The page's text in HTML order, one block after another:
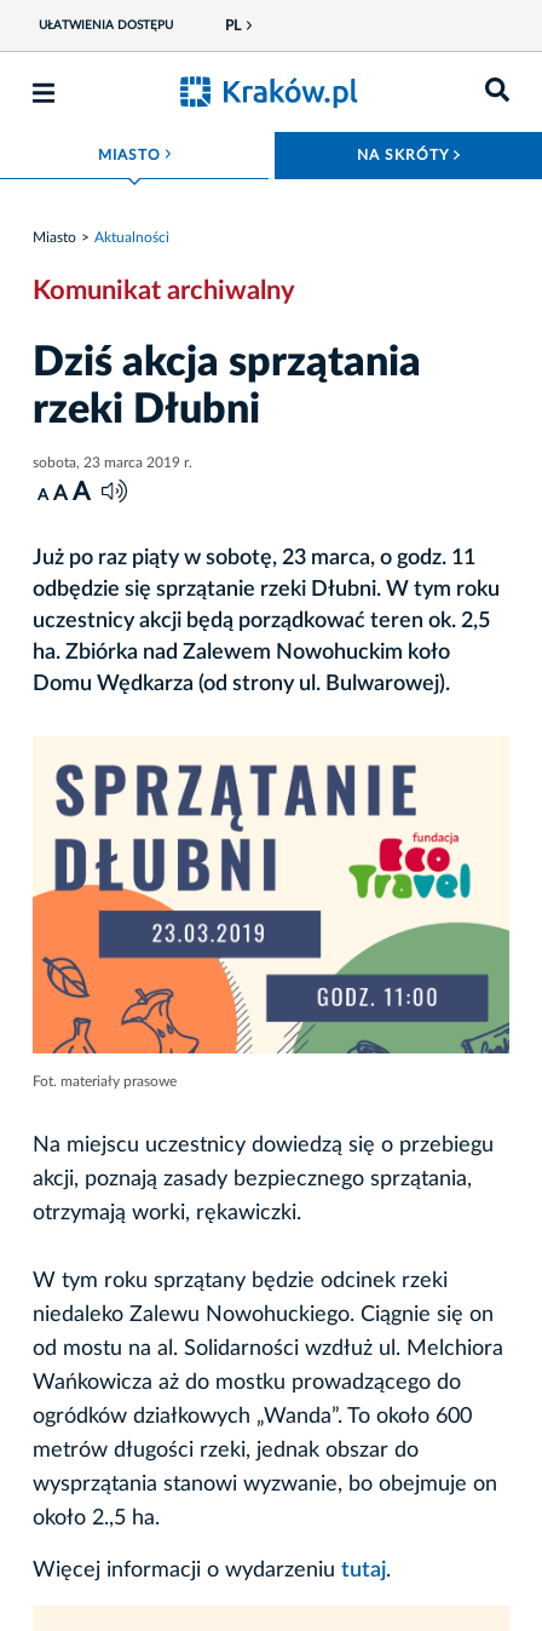
UŁATWIENIA DOSTĘPU PL
MIASTO ROZWIŃ MENU NA SKRÓTY
Miasto Aktualności
Komunikat archiwalny
Dziś akcja sprzątania
rzeki Dłubni
sobota, 23 marca 2019 r.
A A A
Już po raz piąty w sobotę, 23 marca, o godz. 11
odbędzie się sprzątanie rzeki Dłubni. W tym roku
uczestnicy akcji będą porządkować teren ok. 2,5
ha. Zbiórka nad Zalewem Nowohuckim koło
Domu Wędkarza (od strony ul. Bulwarowej).
Fot. materiały prasowe
Na miejscu uczestnicy dowiedzą się o przebiegu
akcji, poznają zasady bezpiecznego sprzątania,
otrzymają worki, rękawiczki.
W tym roku sprzątany będzie odcinek rzeki
niedaleko Zalewu Nowohuckiego. Ciągnie się on
od mostu na al. Solidarności wzdłuż ul. Melchiora
Wańkowicza aż do mostku prowadzącego do
ogródków działkowych „Wanda”. To około 600
metrów długości rzeki, jednak obszar do
wysprzątania stanowi wyzwanie, bo obejmuje on
około 2.,5 ha.
Więcej informacji o wydarzeniu tutaj.